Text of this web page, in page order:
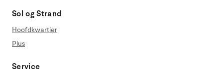
Sol og Strand
Hoofdkwartier
Plus
Service